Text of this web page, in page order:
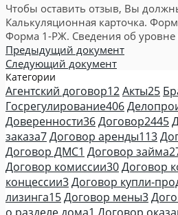
Чтобы оставить отзыв, Вы
Калькуляционная карточка.
Форма 1-РЖ. Сведения об
Предыдущий документ
Следующий документ
Категории
Агентский договор12Акты25
Госрегулирование406
Доверенности36Договор2445
заказа7Договор аренды113
Договор ДМС1 Договор займа
Договор комиссии30Договор
концессии3Договор купли-
лизинга15Договор мены3
о разделе дома1 Договор